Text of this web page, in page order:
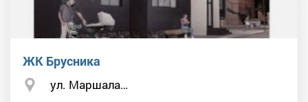
ЖК Брусника
ул. Маршала…